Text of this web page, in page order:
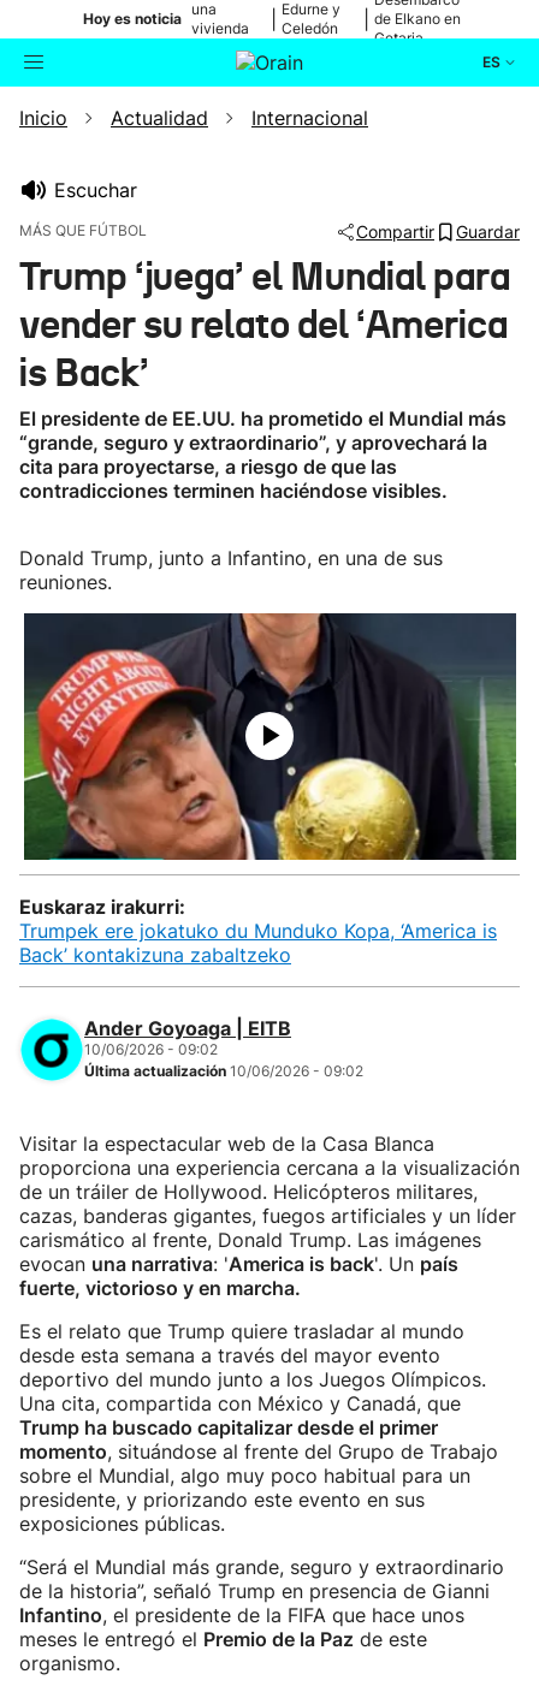
Hoy es noticia
una
vivienda
de Bilbao
Edurne y
Celedón
de Elkano en
Getaria
ES
Buscador Actualidad
Ikusmiran
Inicio Actualidad Internacional
Escuchar
MÁS QUE FÚTBOL Compartir Guardar
Trump ‘juega’ el Mundial para
vender su relato del ‘America
is Back’
El presidente de EE.UU. ha prometido el Mundial más
“grande, seguro y extraordinario”, y aprovechará la
cita para proyectarse, a riesgo de que las
contradicciones terminen haciéndose visibles.
Donald Trump, junto a Infantino, en una de sus
reuniones.
Euskaraz irakurri:
Trumpek ere jokatuko du Munduko Kopa, ‘America is
Back’ kontakizuna zabaltzeko
Ander Goyoaga | EITB
10/06/2026 - 09:02
Última actualización 10/06/2026 - 09:02
Visitar la espectacular web de la Casa Blanca
proporciona una experiencia cercana a la visualización
de un tráiler de Hollywood. Helicópteros militares,
cazas, banderas gigantes, fuegos artificiales y un líder
carismático al frente, Donald Trump. Las imágenes
evocan una narrativa: 'America is back'. Un país
fuerte, victorioso y en marcha.
Es el relato que Trump quiere trasladar al mundo
desde esta semana a través del mayor evento
deportivo del mundo junto a los Juegos Olímpicos.
Una cita, compartida con México y Canadá, que
Trump ha buscado capitalizar desde el primer
momento, situándose al frente del Grupo de Trabajo
sobre el Mundial, algo muy poco habitual para un
presidente, y priorizando este evento en sus
exposiciones públicas.
“Será el Mundial más grande, seguro y extraordinario
de la historia”, señaló Trump en presencia de Gianni
Infantino, el presidente de la FIFA que hace unos
meses le entregó el Premio de la Paz de este
organismo.